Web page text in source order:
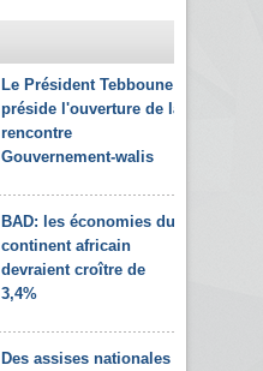
Le Président Tebboune
préside l'ouverture de la
rencontre
Gouvernement-walis
BAD: les économies du
continent africain
devraient croître de
3,4%
Des assises nationales